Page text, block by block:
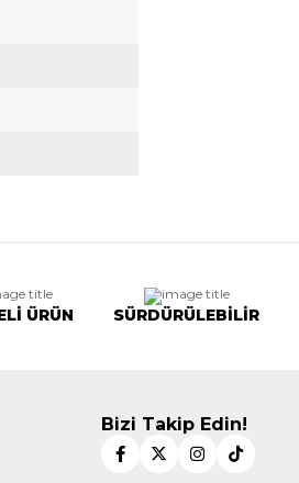
ÜRÜN SÜRDÜRÜLEBİLİR
Bizi Takip Edin!